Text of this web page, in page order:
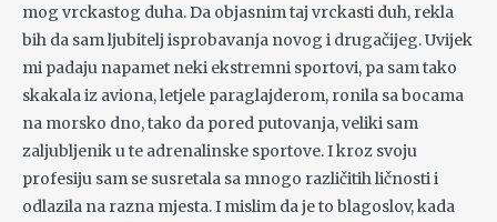
mog vrckastog duha. Da objasnim taj vrckasti duh, rekla
bih da sam ljubitelj isprobavanja novog i drugačijeg. Uvijek
mi padaju napamet neki ekstremni sportovi, pa sam tako
skakala iz aviona, letjele paraglajderom, ronila sa bocama
na morsko dno, tako da pored putovanja, veliki sam
zaljubljenik u te adrenalinske sportove. I kroz svoju
profesiju sam se susretala sa mnogo različitih ličnosti i
odlazila na razna mjesta. I mislim da je to blagoslov, kada